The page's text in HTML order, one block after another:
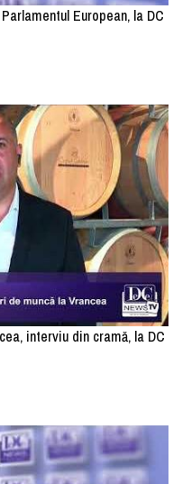
European, la DC
interviu din cramă, la DC